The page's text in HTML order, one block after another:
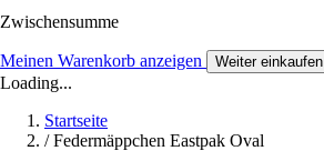
Zwischensumme
Meinen Warenkorb anzeigen Weiter einkaufen
Loading...
Startseite
/ Federmäppchen Eastpak Oval